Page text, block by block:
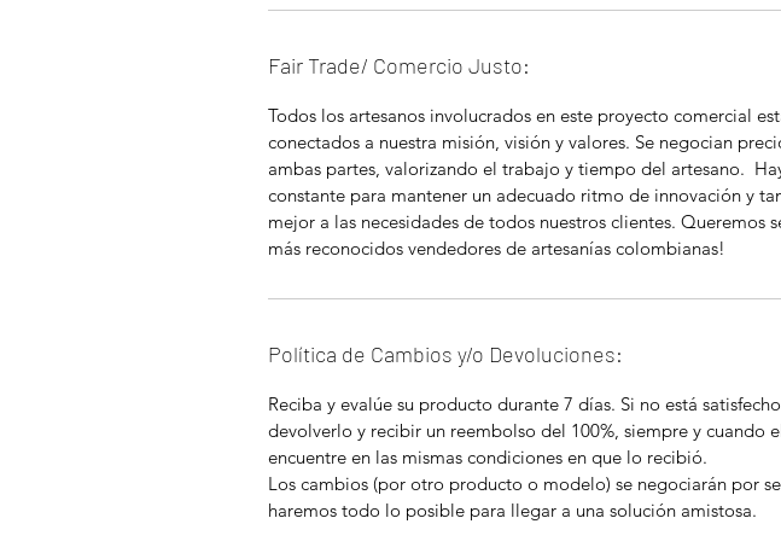
Fair Trade/ Comercio Justo:
Todos los artesanos involucrados en este proyecto comercial
conectados a nuestra misión, visión y valores. Se negocian
ambas partes, valorizando el trabajo y tiempo del artesano.
constante para mantener un adecuado ritmo de innovación y
mejor a las necesidades de todos nuestros clientes. Queremos
más reconocidos vendedores de artesanías colombianas!
Política de Cambios y/o Devoluciones:
Reciba y evalúe su producto durante 7 días. Si no está
devolverlo y recibir un reembolso del 100%, siempre y cuando
encuentre en las mismas condiciones en que lo recibió.
Los cambios (por otro producto o modelo) se negociarán por
haremos todo lo posible para llegar a una solución amistosa.